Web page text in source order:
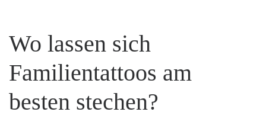
Wo lassen sich
Familientattoos am
besten stechen?